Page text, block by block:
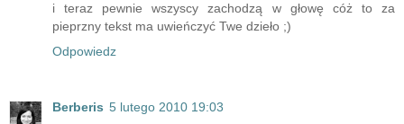
i teraz pewnie wszyscy zachodzą w głowę cóż to za
pieprzny tekst ma uwieńczyć Twe dzieło ;)
Odpowiedz
Berberis 5 lutego 2010 19:03